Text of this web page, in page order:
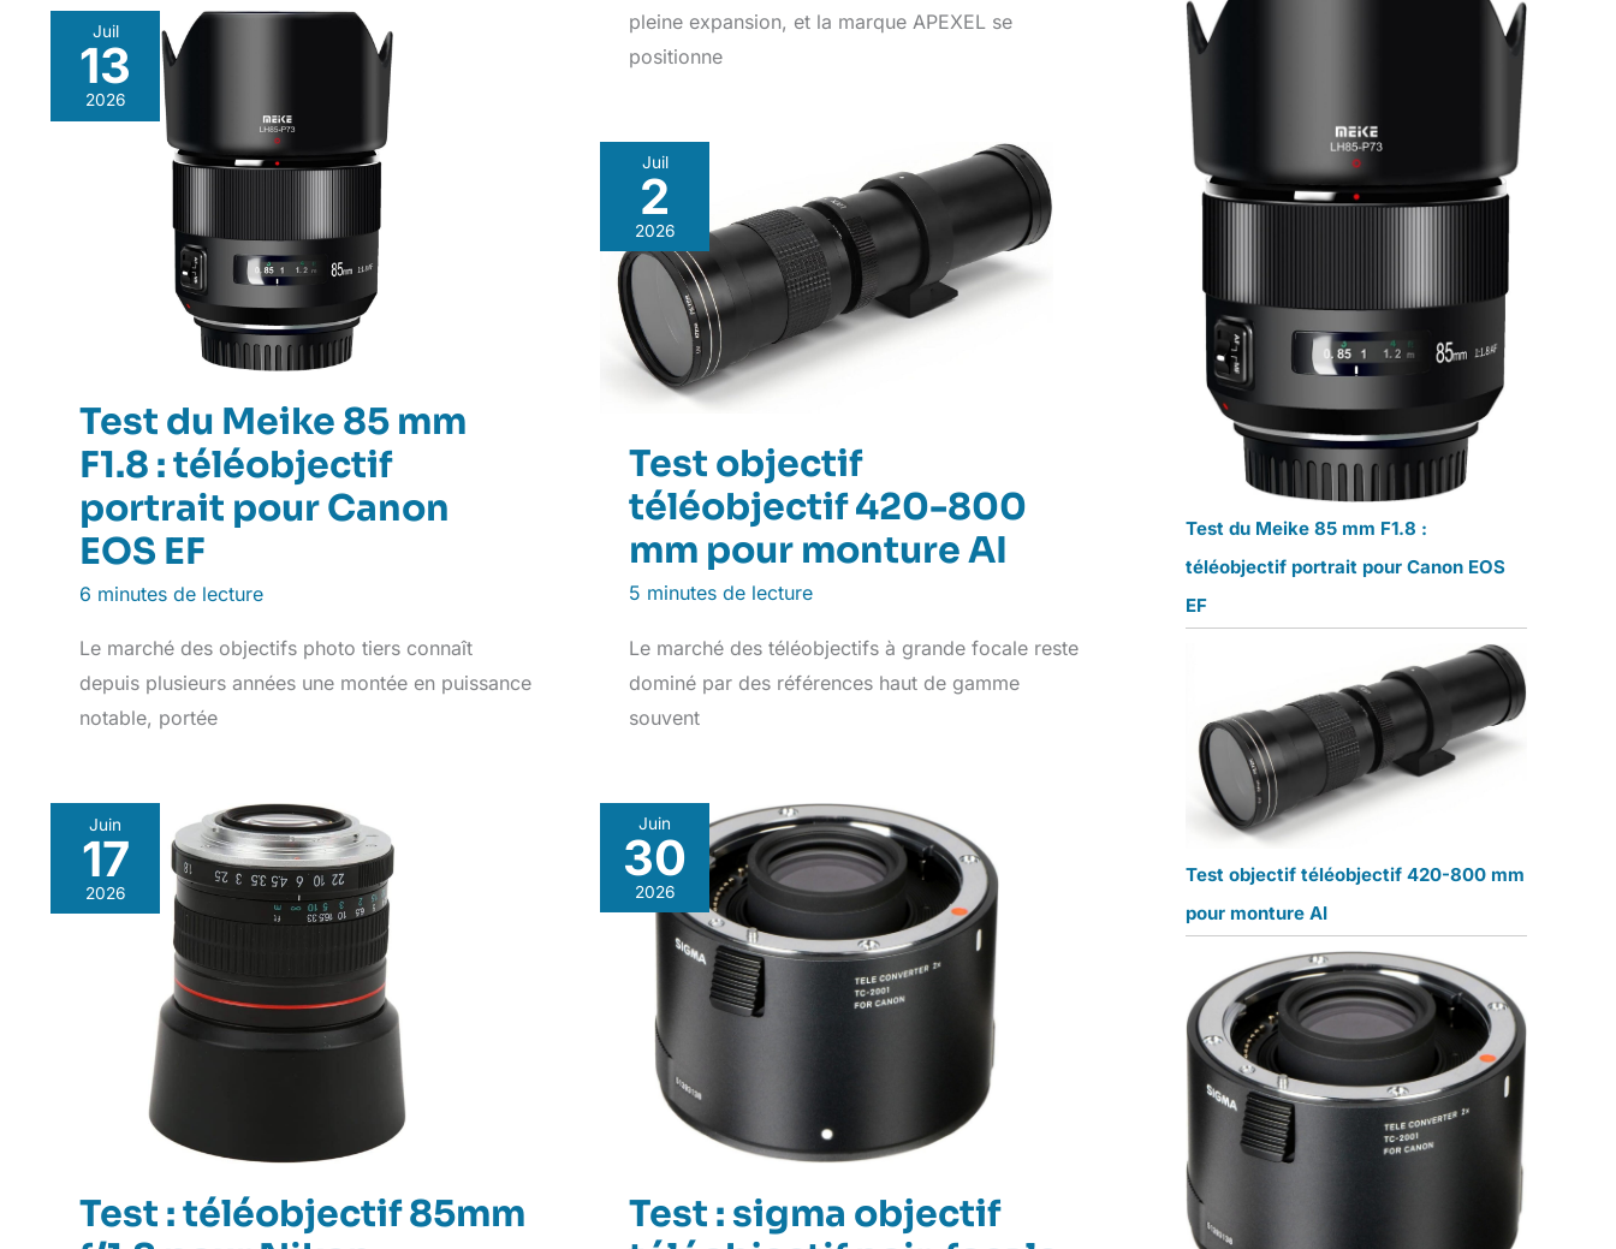
pleine expansion, et la marque APEXEL se
positionne
Juil
13
2026
Test du Meike 85 mm
F1.8 : téléobjectif
portrait pour Canon
EOS EF
6 minutes de lecture
Le marché des objectifs photo tiers connaît
depuis plusieurs années une montée en puissance
notable, portée
Juil
2
2026
Test objectif
téléobjectif 420-800
mm pour monture AI
5 minutes de lecture
Le marché des téléobjectifs à grande focale reste
dominé par des références haut de gamme
souvent
Juin
30
2026
Test : sigma objectif
Juin
17
2026
Test : téléobjectif 85mm
Test du Meike 85 mm F1.8 :
téléobjectif portrait pour Canon EOS
EF
Test objectif téléobjectif 420-800 mm
pour monture AI